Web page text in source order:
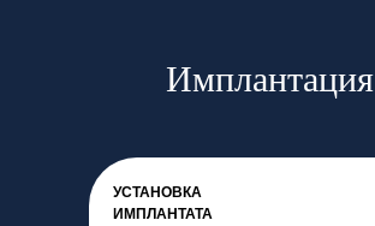
Имплантация
УСТАНОВКА
ИМПЛАНТАТА